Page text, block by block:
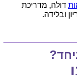
דולה, מדריכת
ובלידה.